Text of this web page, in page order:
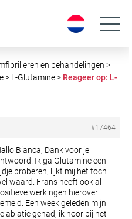
en behandelingen >
> L-Glutamine> Reageer op: L-
#17464
Bianca, Dank voor je
Ik ga Glutamine een
proberen, lijkt mij het toch
waard. Frans heeft ook al
werkingen hierover
Een week geleden mijn
ablatie gehad, ik hoor bij het